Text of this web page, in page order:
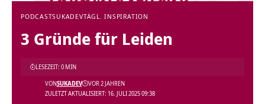
PODCASTSUKADEVTÄGL. INSPIRATION
3 Gründe für Leiden
ZULETZT AKTUALISIERT: 16. JULI 2025 09:38
VONSUKADEV VOR 2 JAHREN
LESEZEIT: 0 MIN